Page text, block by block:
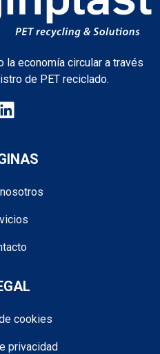
la economía circular a través
de PET reciclado.
cookies
privacidad